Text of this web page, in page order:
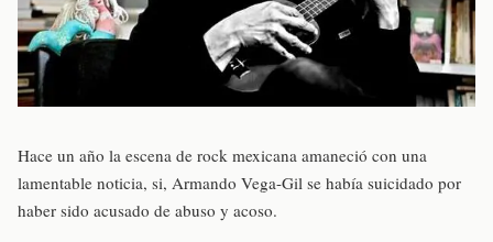
Hace un año la escena de rock mexicana amaneció con una
lamentable noticia, si, Armando Vega-Gil se había suicidado por
haber sido acusado de abuso y acoso.